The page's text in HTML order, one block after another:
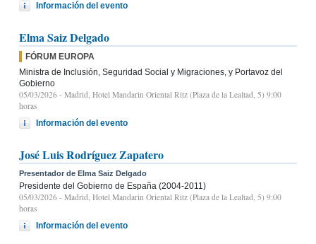
Información del evento
Elma Saiz Delgado
FÓRUM EUROPA
Ministra de Inclusión, Seguridad Social y Migraciones, y Portavoz del
Gobierno
05/03/2026 - Madrid, Hotel Mandarin Oriental Ritz (Plaza de la Lealtad, 5) 9:00
horas
Información del evento
José Luis Rodríguez Zapatero
Presentador de Elma Saiz Delgado
Presidente del Gobierno de España (2004-2011)
05/03/2026 - Madrid, Hotel Mandarin Oriental Ritz (Plaza de la Lealtad, 5) 9:00
horas
Información del evento